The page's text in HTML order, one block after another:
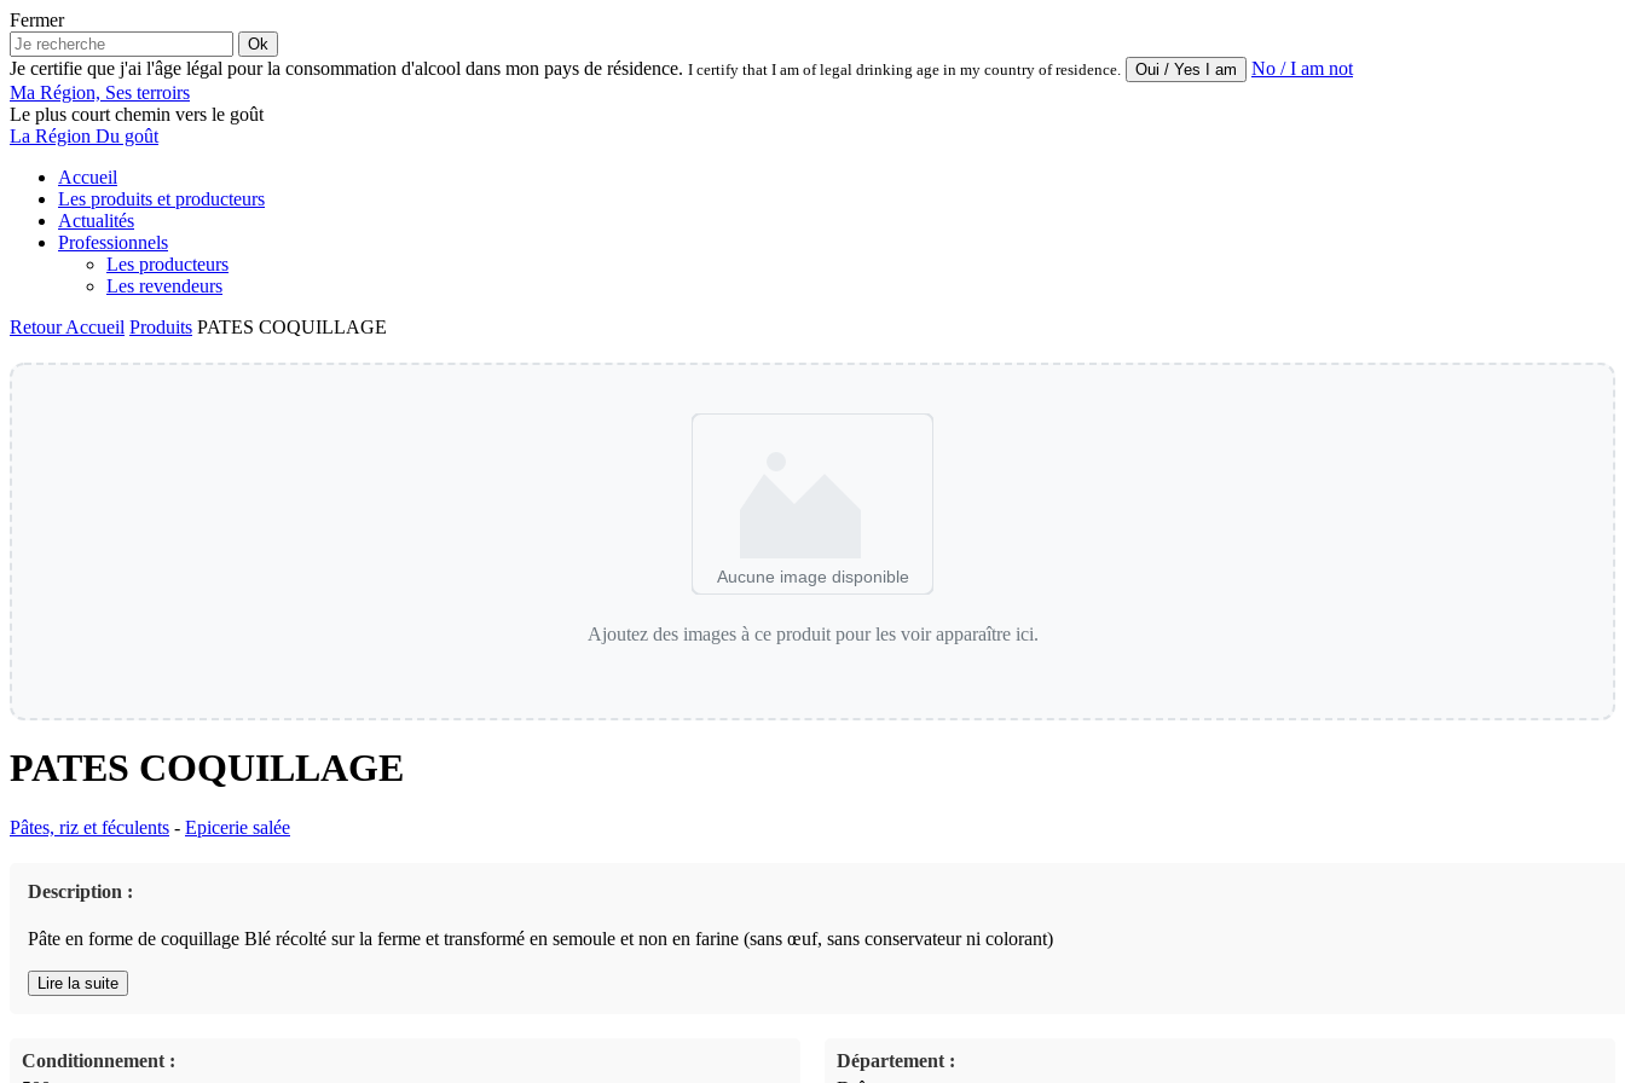
Fermer
Ok
Je certifie que j'ai l'âge légal pour la consommation d'alcool dans mon pays de résidence. I certify that I am of legal drinking age in my country of residence.
No / I am not
Ma Région, Ses terroirs
Le plus court chemin vers le goût
La Région Du goût
Accueil
Les produits et producteurs
Actualités
Professionnels
Les producteurs
Les revendeurs
RetourAccueil Produits PATES COQUILLAGE
Aucune image disponible
Ajoutez des images à ce produit pour les voir apparaître ici.
PATES COQUILLAGE
Pâtes, riz et féculents - Epicerie salée
Description :
Pâte en forme de coquillage Blé récolté sur la ferme et transformé en semoule et non en farine (sans œuf, sans conservateur ni colorant)
Lire la suite
Conditionnement :
Département :